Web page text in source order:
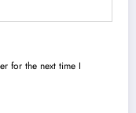
for the next time I